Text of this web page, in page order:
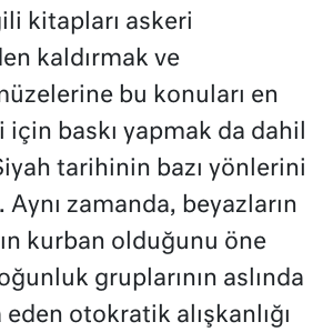
kitapları askeri
kaldırmak ve
bu konuları en
baskı yapmak da dahil
tarihinin bazı yönlerini
Aynı zamanda, beyazların
kurban olduğunu öne
gruplarının aslında
otokratik alışkanlığı